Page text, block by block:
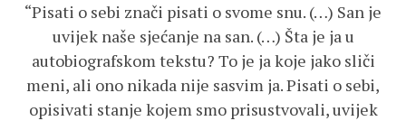
“Pisati o sebi znači pisati o svome snu. (…) San je
uvijek naše sjećanje na san. (…) Šta je ja u
autobiografskom tekstu? To je ja koje jako sliči
meni, ali ono nikada nije sasvim ja. Pisati o sebi,
opisivati stanje kojem smo prisustvovali, uvijek